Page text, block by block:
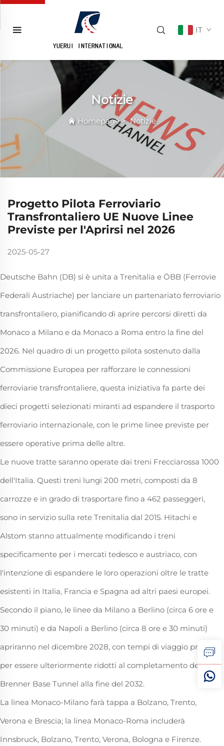
IT
Notizie
Homepage>Notizie
Progetto Pilota Ferroviario
Transfrontaliero UE Nuove Linee
Previste per l'Aprirsi nel 2026
2025-05-27
Deutsche Bahn (DB) si è unita a Trenitalia e ÖBB (Ferrovie
Federali Austriache) per lanciare un partenariato ferroviario
transfrontaliero, pianificando di aprire percorsi diretti da
Monaco a Milano e da Monaco a Roma entro la fine del
2026. Nel quadro di un progetto pilota sostenuto dalla
Commissione Europea per rafforzare le connessioni
ferroviarie transfrontaliere, questa iniziativa fa parte dei
dieci progetti selezionati miranti ad espandere il trasporto
ferroviario internazionale, con le prime linee previste per
essere operative prima delle altre.
Le nuove tratte saranno operate dai treni Frecciarossa 1000
dell'Italia. Questi treni lungi 200 metri, composti da 8
carrozze e in grado di trasportare fino a 462 passeggeri,
sono in servizio sulla rete Trenitalia dal 2015. Hitachi e
Alstom stanno attualmente modificando i treni
specificamente per i mercati tedesco e austriaco, con
l'intenzione di espandere le loro operazioni oltre le tratte
esistenti in Italia, Francia e Spagna ad altri paesi europei.
Secondo il piano, le linee da Milano a Berlino (circa 6 ore e
30 minuti) e da Napoli a Berlino (circa 8 ore e 30 minuti)
apriranno nel dicembre 2028, con tempi di viaggio previsti
per essere ulteriormente ridotti al completamento del
Brenner Base Tunnel alla fine del 2032.
La linea Monaco-Milano farà tappa a Bolzano, Trento,
Verona e Brescia; la linea Monaco-Roma includerà
Innsbruck, Bolzano, Trento, Verona, Bologna e Firenze.